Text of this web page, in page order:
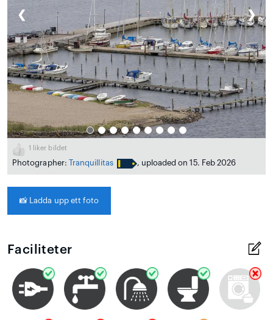
❮ ❯
1 liker bildet
Photographer: Tranquillitas , uploaded on 15. Feb 2026
📸 Ladda upp ett foto
Faciliteter